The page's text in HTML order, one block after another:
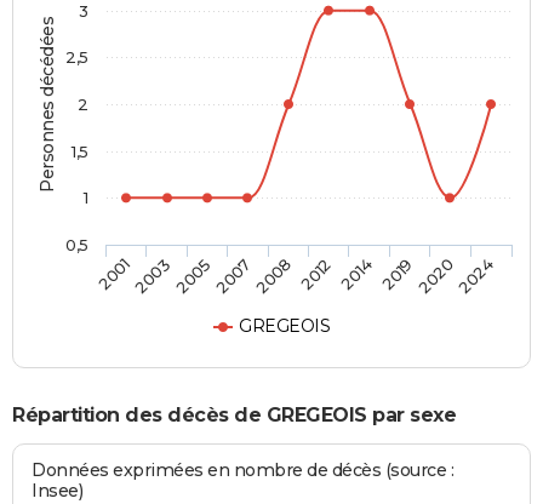
Personnes décédées
GREGEOIS
20012003200520072008 2012 2014 201920202024
0,5
1
1,5
2
2,5
3
Répartition des décès de GREGEOIS par sexe
Données exprimées en nombre de décès (source :
Insee)